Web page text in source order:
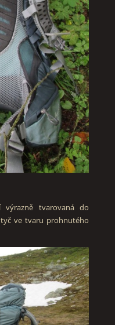
tvarovaná do
ve tvaru prohnutého